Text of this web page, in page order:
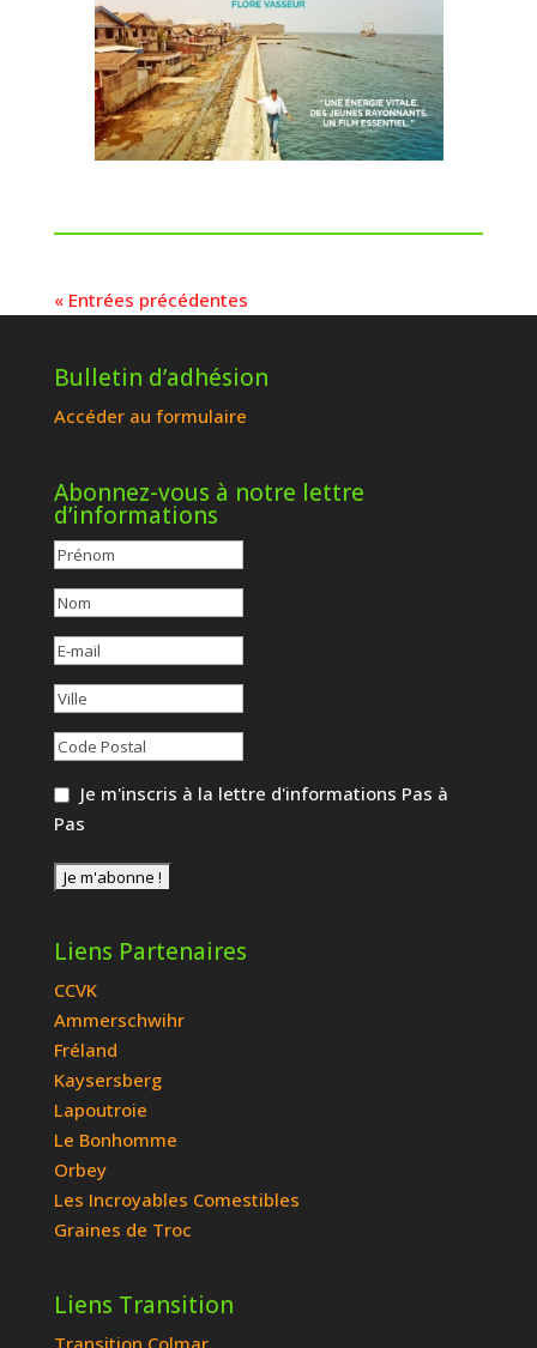
« Entrées précédentes
Bulletin d’adhésion
Accéder au formulaire
Abonnez-vous à notre lettre
d’informations
Je m'inscris à la lettre d'informations Pas à
Pas
Liens Partenaires
CCVK
Ammerschwihr
Fréland
Kaysersberg
Lapoutroie
Le Bonhomme
Orbey
Les Incroyables Comestibles
Graines de Troc
Liens Transition